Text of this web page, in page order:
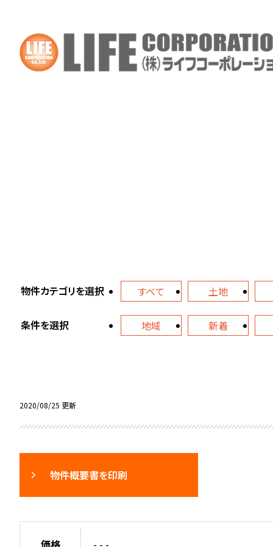
物件カテゴリを選択 すべて 土地
条件を選択 地域 新着
2020/08/25 更新
物件概要書を印刷
価格 - - -